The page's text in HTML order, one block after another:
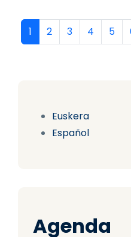
Euskera
Español
Agenda
Paginación
Página actual
1 Página
2 Página
3 Página
4 5